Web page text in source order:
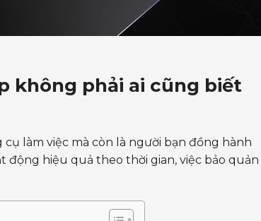
không phải ai cũng biết
làm việc mà còn là người bạn đồng hành
động hiệu quả theo thời gian, việc bảo quản